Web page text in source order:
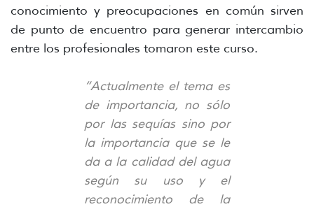
conocimiento y preocupaciones en común sirven
de punto de encuentro para generar intercambio
entre los profesionales tomaron este curso.
“Actualmente el tema es
de importancia, no sólo
por las sequías sino por
la importancia que se le
da a la calidad del agua
según su uso y el
reconocimiento de la